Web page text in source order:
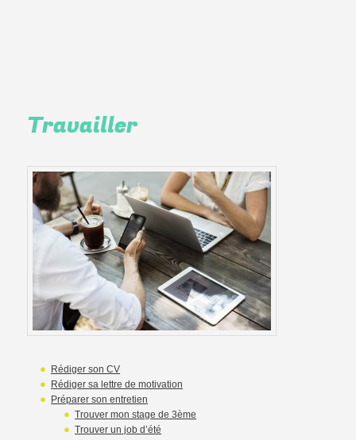
Travailler
Rédiger son CV
Rédiger sa lettre de motivation
Préparer son entretien
Trouver mon stage de 3ème
Trouver un job d’été